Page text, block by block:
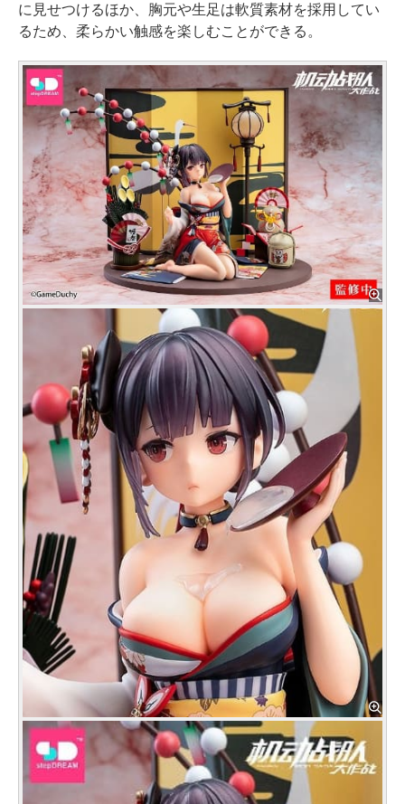
に見せつけるほか、胸元や生足は軟質素材を採用してい
るため、柔らかい触感を楽しむことができる。